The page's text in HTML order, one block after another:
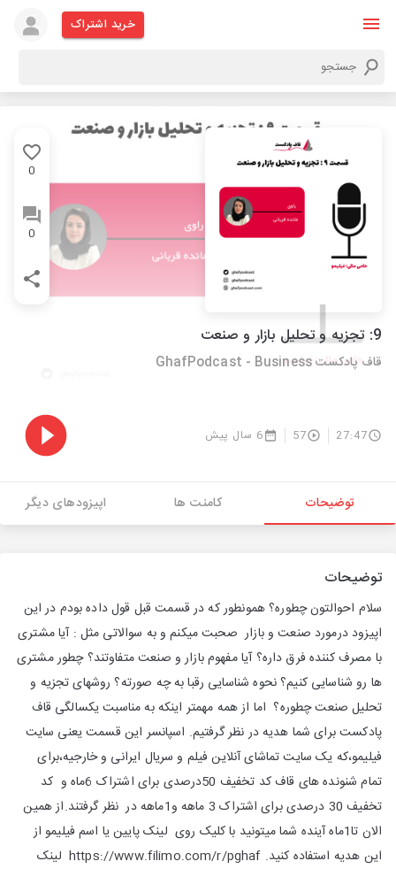
خرید اشتراک
0
0
9: تجزیه و تحلیل بازار و صنعت
قاف پادکست GhafPodcast - Business
27:47
57 6 سال پیش
توضیحات کامنت ها اپیزودهای دیگر
توضیحات
سلام احوالتون چطوره؟ همونطور که در قسمت قبل قول داده بودم در این
اپیزود درمورد صنعت و بازار صحبت میکنم و به سوالاتی مثل : آیا مشتری
با مصرف کننده فرق داره؟ آیا مفهوم بازار و صنعت متفاوتند؟ چطور مشتری
ها رو شناسایی کنیم؟ نحوه شناسایی رقبا به چه صورته؟ روشهای تجزیه و
تحلیل صنعت چطوره؟ اما از همه مهمتر اینکه به مناسبت یکسالگی قاف
پادکست برای شما هدیه در نظر گرفتیم. اسپانسر این قسمت یعنی سایت
فیلیمو،که یک سایت تماشای آنلاین فیلم و سریال ایرانی و خارجیه،برای
تمام شنونده های قاف کد تخفیف 50درصدی برای اشتراک 6ماه و کد
تخفیف 30 درصدی برای اشتراک 3 ماهه و1ماهه در نظر گرفتند.از همین
الان تا1ماه آینده شما میتونید با کلیک روی لینک پایین یا اسم فیلیمو از
این هدیه استفاده کنید. https://www.filimo.com/r/pghaf لینک